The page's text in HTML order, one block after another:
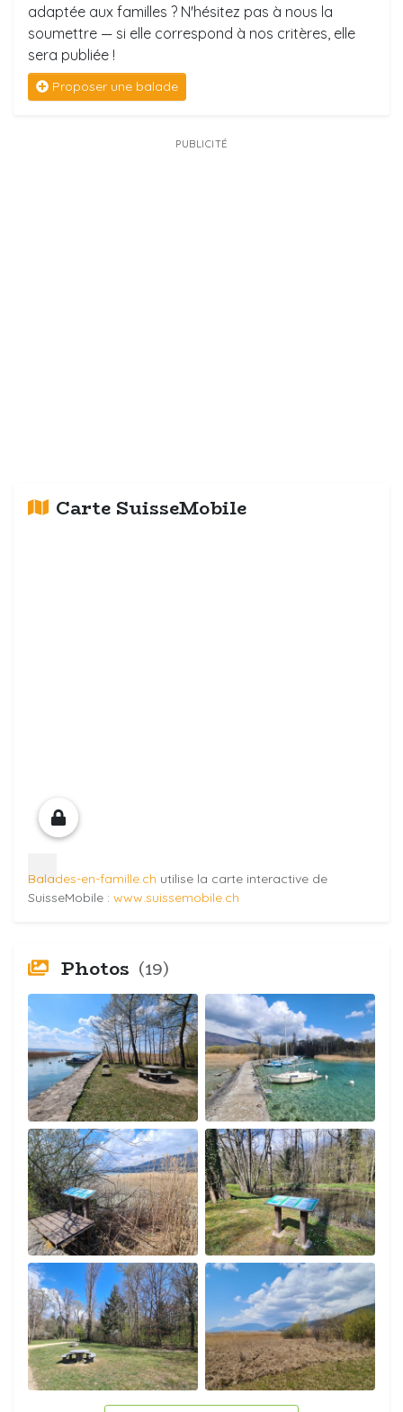
adaptée aux familles ? N'hésitez pas à nous la
soumettre — si elle correspond à nos critères, elle
sera publiée !
Proposer une balade
PUBLICITÉ
Carte SuisseMobile
Balades-en-famille.ch utilise la carte interactive de
SuisseMobile : www.suissemobile.ch
Photos (19)